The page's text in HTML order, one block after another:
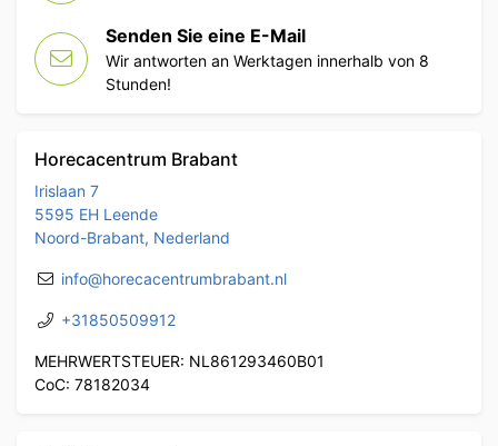
Senden Sie eine E-Mail
Wir antworten an Werktagen innerhalb von 8
Stunden!
Horecacentrum Brabant
Irislaan 7
5595 EH Leende
Noord-Brabant, Nederland
info@horecacentrumbrabant.nl
+31850509912
MEHRWERTSTEUER: NL861293460B01
CoC: 78182034